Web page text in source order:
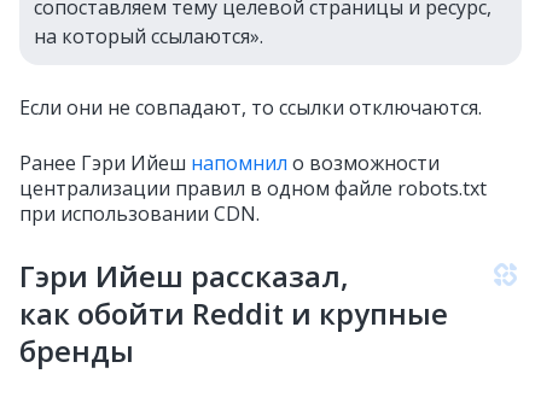
сопоставляем тему целевой страницы и ресурс,
на который ссылаются».
Если они не совпадают, то ссылки отключаются.
Ранее Гэри Ийеш напомнил о возможности
централизации правил в одном файле robots.txt
при использовании CDN.
Гэри Ийеш рассказал,
как обойти Reddit и крупные
бренды